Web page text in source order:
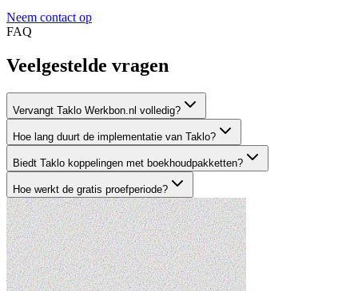
Neem contact op
FAQ
Veelgestelde vragen
Vervangt Taklo Werkbon.nl volledig?
Hoe lang duurt de implementatie van Taklo?
Biedt Taklo koppelingen met boekhoudpakketten?
Hoe werkt de gratis proefperiode?